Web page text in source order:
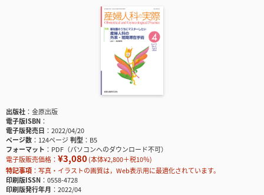
出版社
金原出版
電子版ISBN
電子版発売日
2022/04/20
ページ数
124ページ判型
B5
フォーマット
PDF（パソコンへのダウンロード不可）
電子版販売価格： ¥3,080(本体¥2,800＋税10％)
特記事項
写真・イラストの画質は，Web表示用に最適化されています。
印刷版ISSN
0558-4728
印刷版発行年月
2022/04